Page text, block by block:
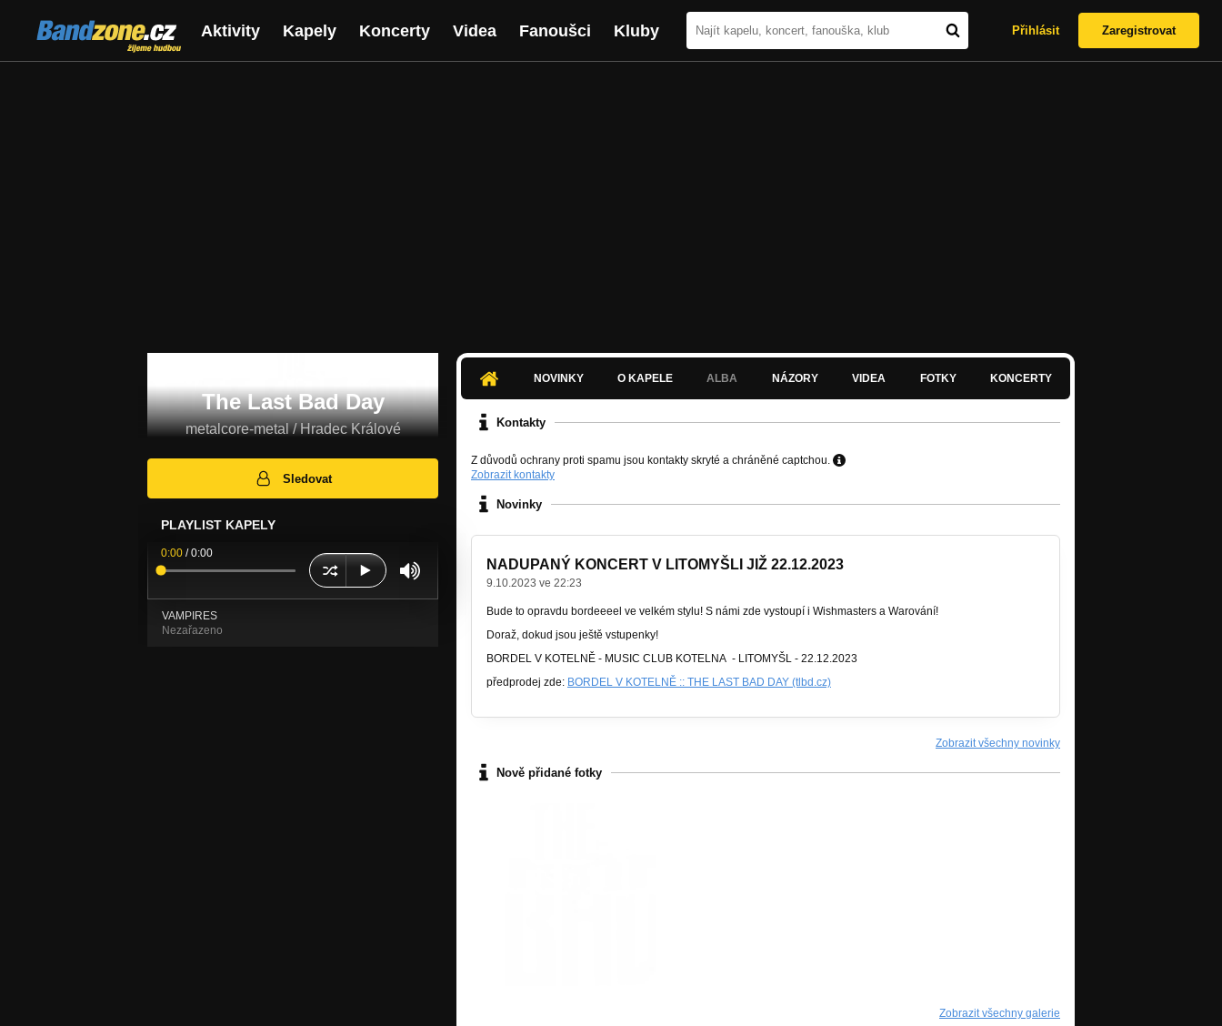
Bandzone.cz
žijeme hudbou
Aktivity Kapely Koncerty Videa Fanoušci Kluby Přihlásit Zaregistrovat
The Last Bad Day
metalcore-metal / Hradec Králové
Sledovat
PLAYLIST KAPELY
0:00 /0:00
VAMPIRES
Nezařazeno
NOVINKY O KAPELE ALBA NÁZORY VIDEA FOTKY KONCERTY
Kontakty
Z důvodů ochrany proti spamu jsou kontakty skryté a chráněné captchou.
Zobrazit kontakty
Novinky
NADUPANÝ KONCERT V LITOMYŠLI JIŽ 22.12.2023
9.10.2023 ve 22:23
Bude to opravdu bordeeeel ve velkém stylu! S námi zde vystoupí i Wishmasters a Warování!
Doraž, dokud jsou ještě vstupenky!
BORDEL V KOTELNĚ - MUSIC CLUB KOTELNA - LITOMYŠL - 22.12.2023
předprodej zde: BORDEL V KOTELNĚ :: THE LAST BAD DAY (tlbd.cz)
Zobrazit všechny novinky
Nově přidané fotky
Zobrazit všechny galerie